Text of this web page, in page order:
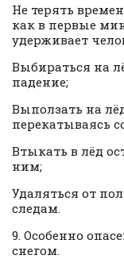
Не терять
как в первые
удерживает
Выбираться на
падение;
Выползать на
перекатываясь
Втыкать в лёд
ним;
Удаляться от
следам.
9. Особенно
снегом.